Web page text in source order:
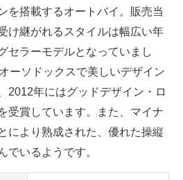
ィ
ト
ト
を搭載するオートバイ。販売当
け継がれるスタイルは幅広い年
セラーモデルとなっていまし
ーソドックスで美しいデザイン
2012年にはグッドデザイン・ロ
受賞しています。また、マイナ
により熟成された、優れた操縦
でいるようです。